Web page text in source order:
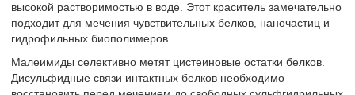
высокой растворимостью в воде. Этот краситель замечательно
подходит для мечения чувствительных белков, наночастиц и
гидрофильных биополимеров.
Малеимиды селективно метят цистеиновые остатки белков.
Дисульфидные связи интактных белков необходимо